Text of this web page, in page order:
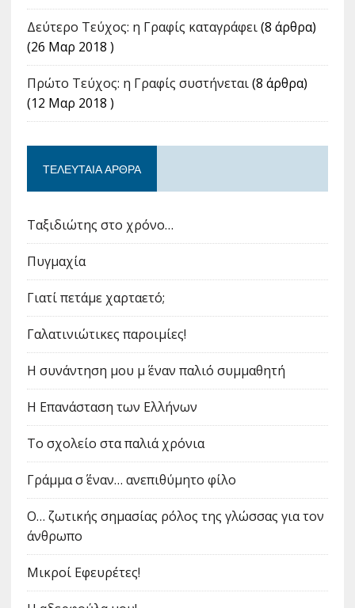
Δεύτερο Τεύχος: η Γραφίς καταγράφει(8 άρθρα)
(26 Μαρ 2018 )
Πρώτο Τεύχος: η Γραφίς συστήνεται(8 άρθρα)
(12 Μαρ 2018 )
ΤΕΛΕΥΤΑΊΑ ΆΡΘΡΑ
Ταξιδιώτης στο χρόνο…
Πυγμαχία
Γιατί πετάμε χαρταετό;
Γαλατινιώτικες παροιμίες!
Η συνάντηση μου μ΄ έναν παλιό συμμαθητή
Η Επανάσταση των Ελλήνων
Το σχολείο στα παλιά χρόνια
Γράμμα σ΄ έναν… ανεπιθύμητο φίλο
Ο… ζωτικής σημασίας ρόλος της γλώσσας για τον
άνθρωπο
Μικροί Εφευρέτες!